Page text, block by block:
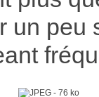
un peu